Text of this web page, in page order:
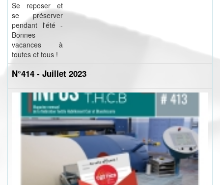
Se reposer et
se préserver
pendant l'été -
Bonnes
vacances à
toutes et tous !
N°414 - Juillet 2023